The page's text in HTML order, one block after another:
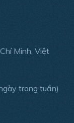
Minh, Việt
trong tuần)